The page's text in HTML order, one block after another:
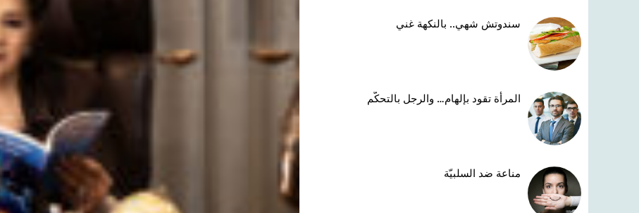
سندوتش شهي.. بالنكهة غني
المرأة تقود بإلهام… والرجل بالتحكّم
مناعة ضد السلبيّة